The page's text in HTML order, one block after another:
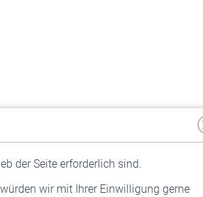
der Seite erforderlich sind.
wir mit Ihrer Einwilligung gerne